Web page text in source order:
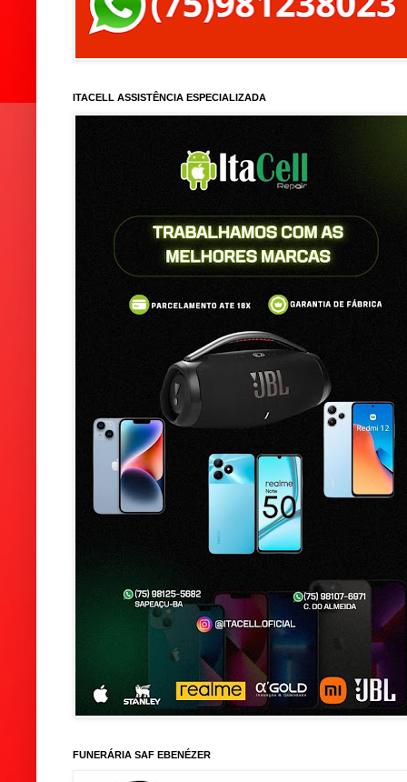
ITACELL ASSISTÊNCIA ESPECIALIZADA
FUNERÁRIA SAF EBENÉZER